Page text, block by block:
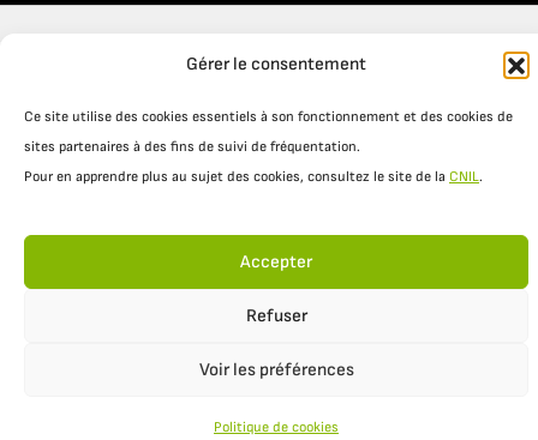
Gérer le consentement
Ce site utilise des cookies essentiels à son fonctionnement et des cookies de
sites partenaires à des fins de suivi de fréquentation.
Pour en apprendre plus au sujet des cookies, consultez le site de la CNIL.
Accepter
Refuser
Voir les préférences
Politique de cookies